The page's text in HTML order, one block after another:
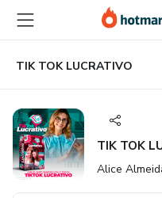
para
conteúdo
principal
para
pagamento
para
rodapéTIK TOK LUCRATIVO
TIK TOK
Alice